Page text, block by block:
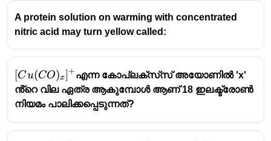
A protein solution on warming with concentrated
nitric acid may turn yellow called:
[Cu(CO)_{x}]^{+}
[Cu(CO)x]+എന്ന കോപ്ലക്സ്‌സ് അയോണിൽ 'x'
ൻ്റെ വില ഏത്ര ആകുമ്പോൾ ആണ് 18 ഇലക്ട്രോൺ
നിയമം പാലിക്കപ്പെടുന്നത്?